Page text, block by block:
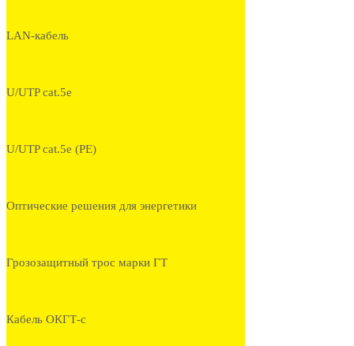
LAN-кабель
U/UTP cat.5e
U/UTP cat.5e (PE)
Оптические решения для энергетики
Грозозащитный трос марки ГТ
Кабель ОКГТ-с